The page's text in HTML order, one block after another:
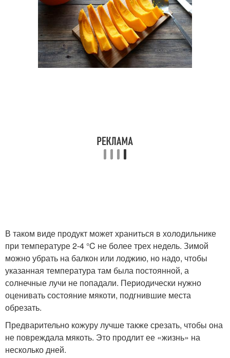
В таком виде продукт может храниться в холодильнике
при температуре 2-4 °C не более трех недель. Зимой
можно убрать на балкон или лоджию, но надо, чтобы
указанная температура там была постоянной, а
солнечные лучи не попадали. Периодически нужно
оценивать состояние мякоти, подгнившие места
обрезать.
Предварительно кожуру лучше также срезать, чтобы она
не повреждала мякоть. Это продлит ее «жизнь» на
несколько дней.